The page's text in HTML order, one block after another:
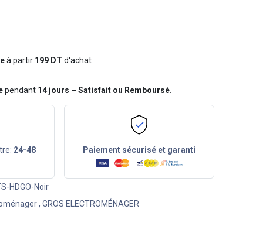
à partir 199 DTd'achat
pendant 14 jours – Satisfait ou Remboursé.
24-48
Paiement sécurisé et garanti
HDGO-Noir
, GROS ELECTROMÉNAGER